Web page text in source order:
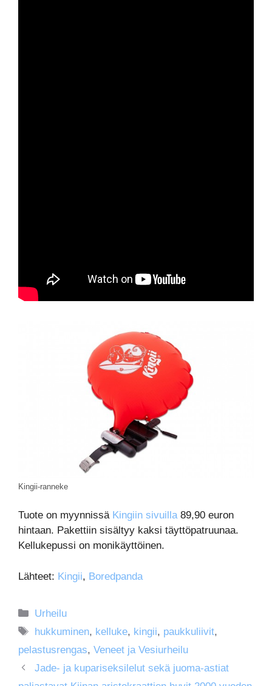
Kingii-ranneke
Tuote on myynnissä Kingiin sivuilla89,90 euron
hintaan. Pakettiin sisältyy kaksi täyttöpatruunaa.
Kellukepussi on monikäyttöinen.
Lähteet: Kingii, Boredpanda
Kategoriat
Urheilu
Avainsanat
hukkuminen, kelluke, kingii, paukkuliivit,
pelastusrengas, Veneet ja Vesiurheilu
Jade- ja kupariseksilelut sekä juoma-astiat